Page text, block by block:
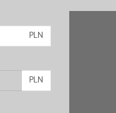
PLN
PLN